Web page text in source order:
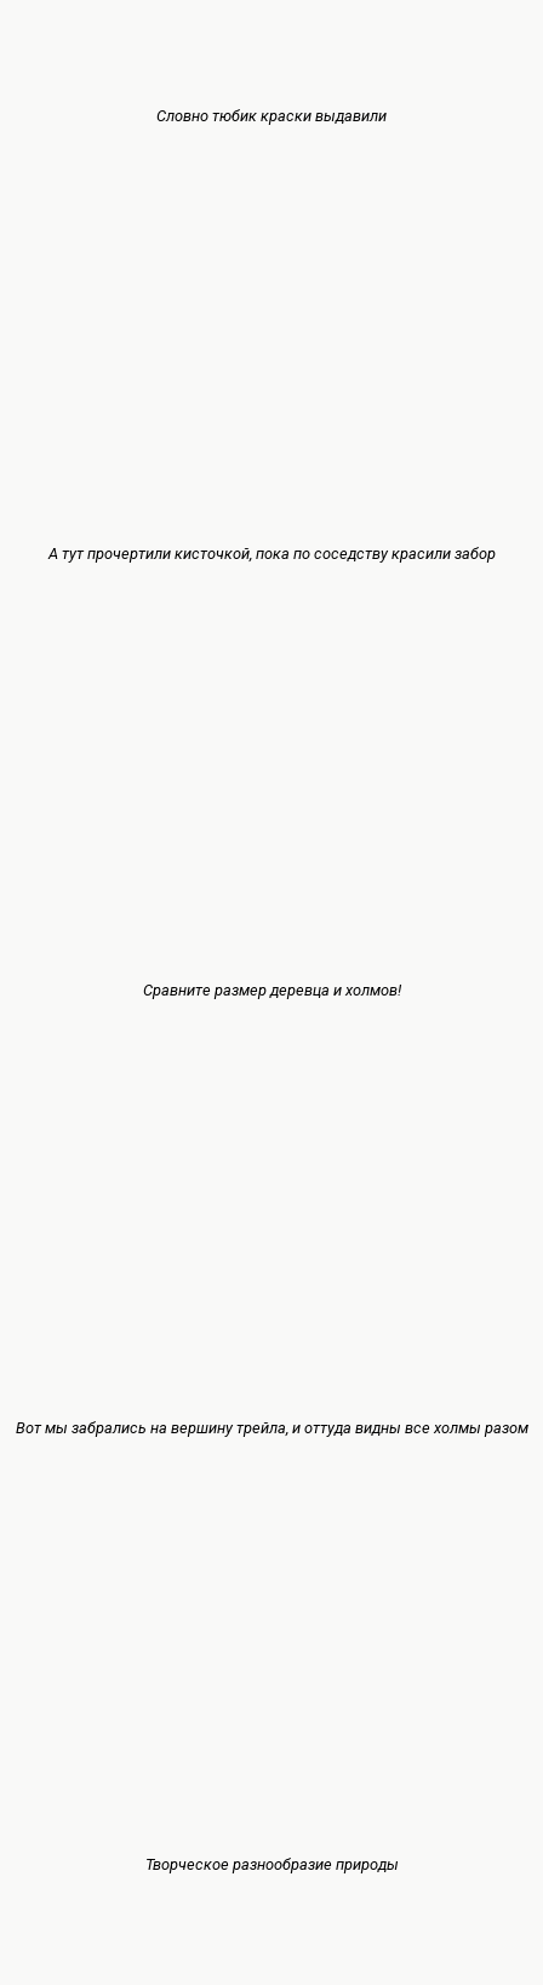
Словно тюбик краски выдавили
А тут прочертили кисточкой, пока по соседству красили забор
Сравните размер деревца и холмов!
Вот мы забрались на вершину трейла, и оттуда видны все холмы разом
Творческое разнообразие природы